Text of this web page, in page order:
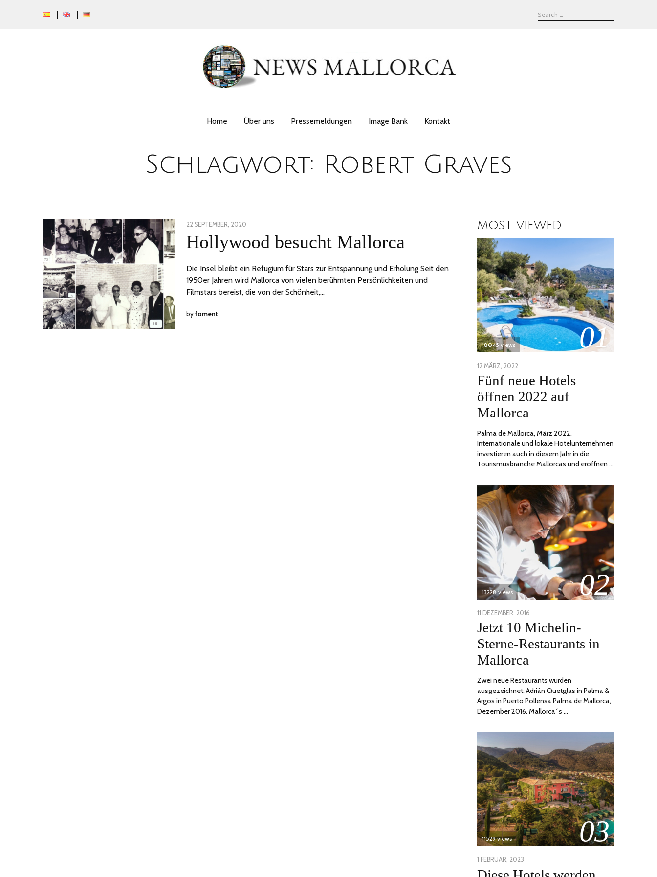
Home Über uns Pressemeldungen Image Bank Kontakt
Schlagwort: Robert Graves
POSTED
ON
22 SEPTEMBER, 2020
SEPTEMBER,
2020
Hollywood besucht Mallorca
Die Insel bleibt ein Refugium für Stars zur Entspannung und Erholung Seit den
1950er Jahren wird Mallorca von vielen berühmten Persönlichkeiten und
Filmstars bereist, die von der Schönheit,…
byfoment
MOST VIEWED
01
18045 views
POSTED
ON
12 MÄRZ, 2022
DEZEMBER,
Fünf neue Hotels
öffnen 2022 auf
Mallorca
Palma de Mallorca, März 2022.
Internationale und lokale Hotelunternehmen
investieren auch in diesem Jahr in die
Tourismusbranche Mallorcas und eröffnen …
02
13228 views
POSTED
ON
11 DEZEMBER, 2016
JUNI,
Jetzt 10 Michelin-
Sterne-Restaurants in
Mallorca
Zwei neue Restaurants wurden
ausgezeichnet: Adrián Quetglas in Palma &
Argos in Puerto Pollensa Palma de Mallorca,
Dezember 2016. Mallorca´s …
03
11529 views
POSTED
ON
1 FEBRUAR, 2023
FEBRUAR,